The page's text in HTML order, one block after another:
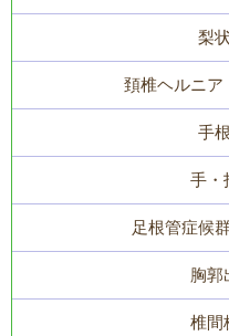
梨
頚椎ヘルニア
手
手・
足根管症候
胸郭
椎間